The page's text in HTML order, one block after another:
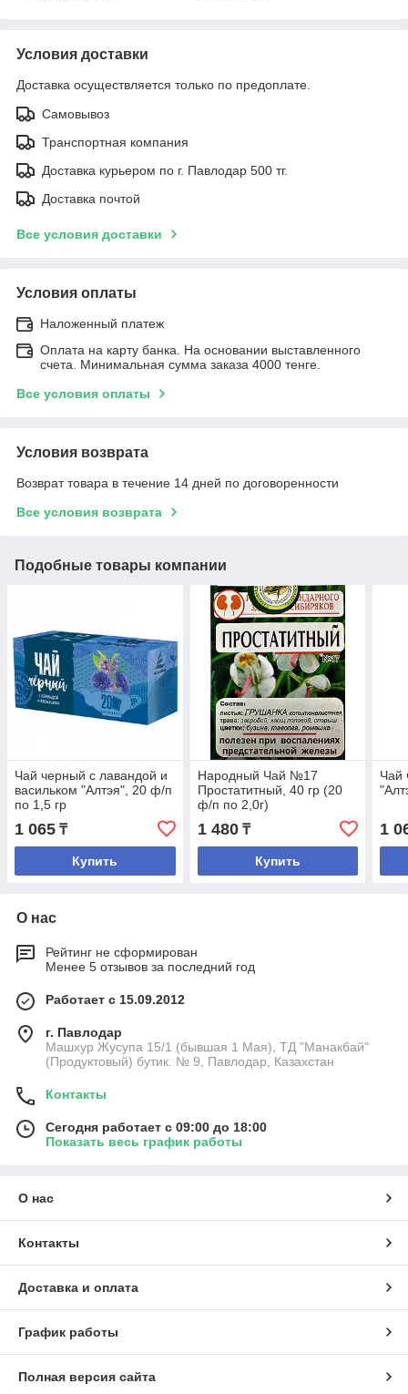
Условия доставки
Доставка осуществляется только по предоплате.
Самовывоз
Транспортная компания
Доставка курьером по г. Павлодар 500 тг.
Доставка почтой
Все условия доставки
Условия оплаты
Наложенный платеж
Оплата на карту банка. На основании выставленного
счета. Минимальная сумма заказа 4000 тенге.
Все условия оплаты
Условия возврата
Возврат товара в течение 14 дней по договоренности
Все условия возврата
Подобные товары компании
Чай черный с лавандой и
васильком "Алтэя", 20 ф/п
по 1,5 гр
1 065 ₸
Купить
Народный Чай №17
Простатитный, 40 гр (20
ф/п по 2,0г)
1 480₸
Купить
Чай
1
О нас
Рейтинг не сформирован
Менее 5 отзывов за последний год
Работает с 15.09.2012
г. Павлодар
Машхур Жусупа 15/1 (бывшая 1 Мая), ТД "Манакбай"
(Продуктовый) бутик. № 9, Павлодар, Казахстан
Контакты
Сегодня работает с 09:00 до 18:00
Показать весь график работы
О нас
Контакты
Доставка и оплата
График работы
Полная версия сайта